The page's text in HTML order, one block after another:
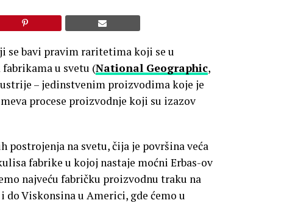
se bavi pravim raritetima koji se u
u svetu (National Geographic,
– jedinstvenim proizvodima koje je
procese proizvodnje koji su izazov
postrojenja na svetu, čija je površina veća
fabrike u kojoj nastaje moćni Erbas-ov
najveću fabričku proizvodnu traku na
Viskonsina u Americi, gde ćemo u